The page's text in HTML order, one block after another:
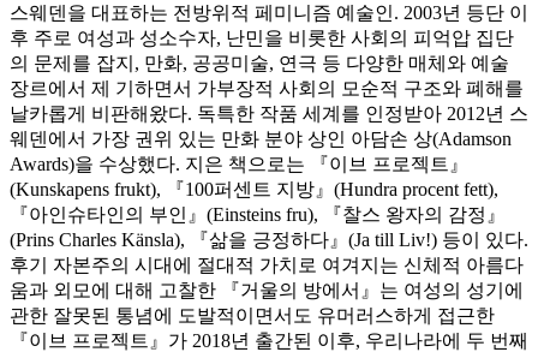
스웨덴을 대표하는 전방위적 페미니즘 예술인. 2003년 등단 이
후 주로 여성과 성소수자, 난민을 비롯한 사회의 피억압 집단
의 문제를 잡지, 만화, 공공미술, 연극 등 다양한 매체와 예술
장르에서 제 기하면서 가부장적 사회의 모순적 구조와 폐해를
날카롭게 비판해왔다. 독특한 작품 세계를 인정받아 2012년 스
웨덴에서 가장 권위 있는 만화 분야 상인 아담손 상(Adamson
Awards)을 수상했다. 지은 책으로는 『이브 프로젝트』
(Kunskapens frukt), 『100퍼센트 지방』(Hundra procent fett),
『아인슈타인의 부인』(Einsteins fru), 『찰스 왕자의 감정』
(Prins Charles Känsla), 『삶을 긍정하다』(Ja till Liv!) 등이 있다.
후기 자본주의 시대에 절대적 가치로 여겨지는 신체적 아름다
움과 외모에 대해 고찰한 『거울의 방에서』는 여성의 성기에
관한 잘못된 통념에 도발적이면서도 유머러스하게 접근한
『이브 프로젝트』가 2018년 출간된 이후, 우리나라에 두 번째